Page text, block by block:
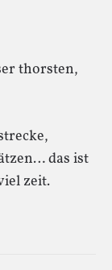
thorsten,
das ist
zeit.